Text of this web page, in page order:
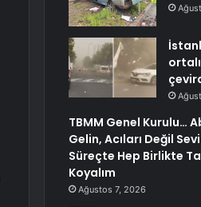
TBMM Genel Kurulu…
Gelin, Acıları Değil
Süreçte Hep Birlikte
Koyalım
Ağustos 7, 2026